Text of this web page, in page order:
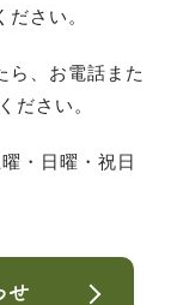
さい。
ら、お電話また
ださい。
・日曜・祝日
せ